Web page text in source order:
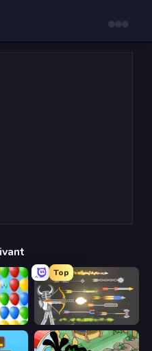
Top
Ragdoll Archers